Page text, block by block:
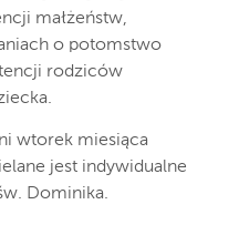
małżeństw,
o potomstwo
rodziców
wtorek miesiąca
jest indywidualne
Dominika.